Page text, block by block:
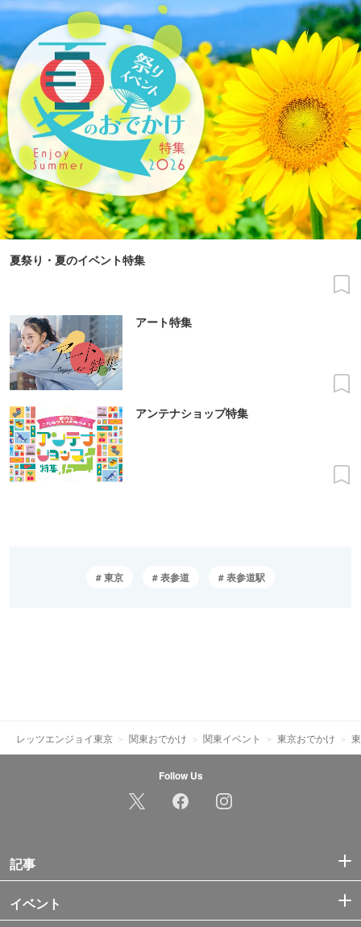
夏祭り・夏のイベント特集
アート特集
アンテナショップ特集
東京 表参道 表参道駅
レッツエンジョイ東京 関東おでかけ 関東イベント 東京おでかけ
Follow Us
記事
イベント